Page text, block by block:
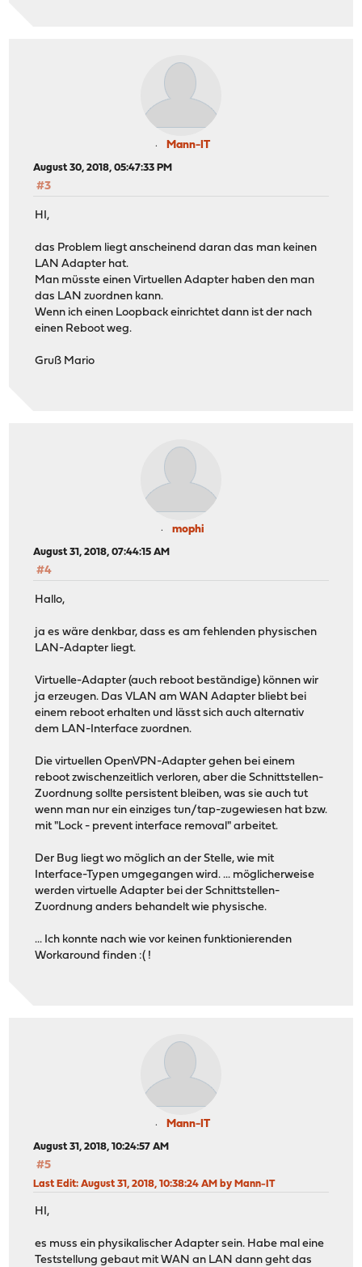
Mann-IT
August 30, 2018, 05:47:33 PM
#3
HI,
das Problem liegt anscheinend daran das man keinen
LAN Adapter hat.
Man müsste einen Virtuellen Adapter haben den man
das LAN zuordnen kann.
Wenn ich einen Loopback einrichtet dann ist der nach
einen Reboot weg.
Gruß Mario
mophi
August 31, 2018, 07:44:15 AM
#4
Hallo,
ja es wäre denkbar, dass es am fehlenden physischen
LAN-Adapter liegt.
Virtuelle-Adapter (auch reboot beständige) können wir
ja erzeugen. Das VLAN am WAN Adapter bliebt bei
einem reboot erhalten und lässt sich auch alternativ
dem LAN-Interface zuordnen.
Die virtuellen OpenVPN-Adapter gehen bei einem
reboot zwischenzeitlich verloren, aber die Schnittstellen-
Zuordnung sollte persistent bleiben, was sie auch tut
wenn man nur ein einziges tun/tap-zugewiesen hat bzw.
mit "Lock - prevent interface removal" arbeitet.
Der Bug liegt wo möglich an der Stelle, wie mit
Interface-Typen umgegangen wird. ... möglicherweise
werden virtuelle Adapter bei der Schnittstellen-
Zuordnung anders behandelt wie physische.
... Ich konnte nach wie vor keinen funktionierenden
Workaround finden :( !
Mann-IT
August 31, 2018, 10:24:57 AM
#5
Last Edit: August 31, 2018, 10:38:24 AM by Mann-IT
HI,
es muss ein physikalischer Adapter sein. Habe mal eine
Teststellung gebaut mit WAN an LAN dann geht das